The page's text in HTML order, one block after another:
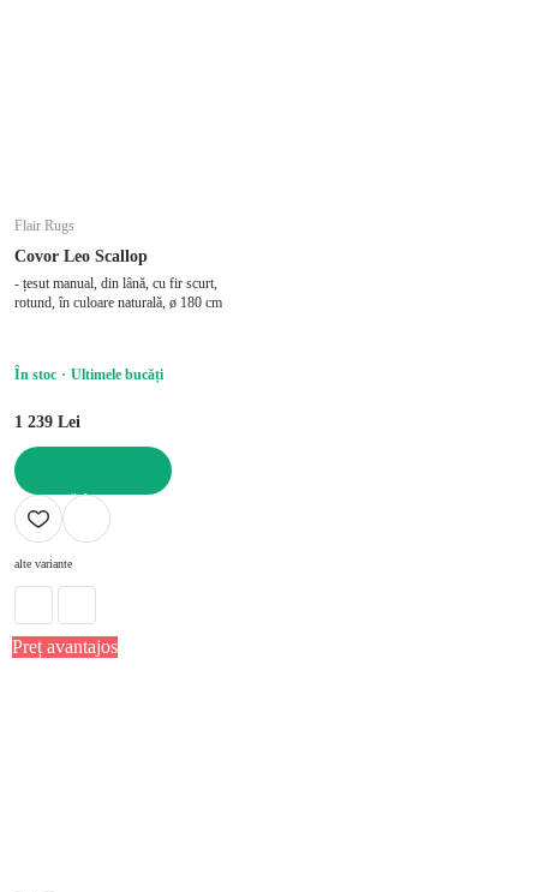
Flair Rugs
Covor Leo Scallop
- țesut manual, din lână, cu fir scurt,
rotund, în culoare naturală, ø 180 cm
În stoc Ultimele bucăți
1 239 Lei
ADAUGĂ ÎN COȘ
alte variante
Preț avantajos